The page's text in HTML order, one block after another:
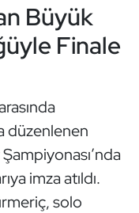
Büyük
Finale
düzenlenen
imza atıldı.
solo